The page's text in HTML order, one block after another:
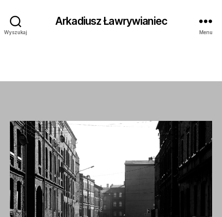
Wyszukaj
Arkadiusz Ławrywianiec
Menu